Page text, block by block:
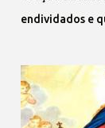
endividados e